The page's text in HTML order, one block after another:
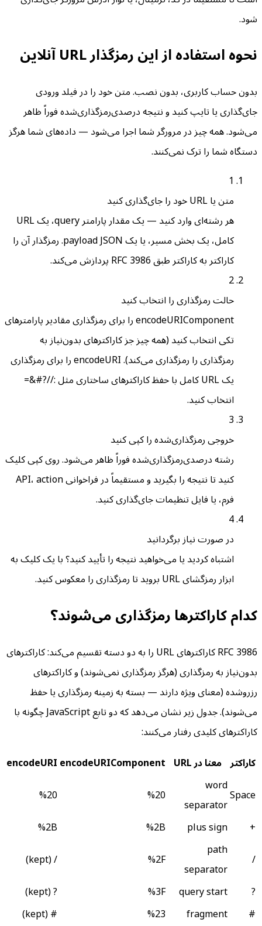
شود.
نحوه استفاده از این رمزگذار URL آنلاین
بدون حساب کاربری، بدون نصب. متن خود را در فیلد ورودی
جای‌گذاری یا تایپ کنید و نتیجه درصدی‌رمزگذاری‌شده فوراً ظاهر
می‌شود. همه چیز در مرورگر شما اجرا می‌شود — داده‌های شما هرگز
دستگاه شما را ترک نمی‌کنند.
1
متن یا URL خود را جای‌گذاری کنید
هر رشته‌ای وارد کنید — یک مقدار پارامتر query، یک URL
کامل، یک بخش مسیر، یا یک payload JSON. رمزگذار آن را
کاراکتر به کاراکتر طبق RFC 3986 پردازش می‌کند.
2
حالت رمزگذاری را انتخاب کنید
encodeURIComponent را برای رمزگذاری مقادیر پارامترهای
تکی انتخاب کنید (همه چیز جز کاراکترهای بدون‌نیاز به
رمزگذاری را رمزگذاری می‌کند). encodeURI را برای رمزگذاری
یک URL کامل با حفظ کاراکترهای ساختاری مثل ://?#&=
انتخاب کنید.
3
خروجی رمزگذاری‌شده را کپی کنید
رشته درصدی‌رمزگذاری‌شده فوراً ظاهر می‌شود. روی کپی کلیک
کنید تا نتیجه را بگیرید و مستقیماً در فراخوانی API، action
فرم، یا فایل تنظیمات جای‌گذاری کنید.
4
در صورت نیاز برگردانید
اشتباه کردید یا می‌خواهید نتیجه را تأیید کنید؟ با یک کلیک به
ابزار رمزگشای URL بروید تا رمزگذاری را معکوس کنید.
کدام کاراکترها رمزگذاری می‌شوند؟
RFC 3986 کاراکترهای URL را به دو دسته تقسیم می‌کند: کاراکترهای
بدون‌نیاز به رمزگذاری (هرگز رمزگذاری نمی‌شوند) و کاراکترهای
رزروشده (معنای ویژه دارند — بسته به زمینه رمزگذاری یا حفظ
می‌شوند). جدول زیر نشان می‌دهد که دو تابع JavaScript چگونه با
کاراکترهای کلیدی رفتار می‌کنند:
کاراکتر معنا در URL encodeURIComponent
encodeURI
Space
word
separator
%20
%20
+
plus sign
%2B
%2B
/
path
separator
%2F
/ (kept)
?
query start
%3F
? (kept)
#
fragment
%23
# (kept)